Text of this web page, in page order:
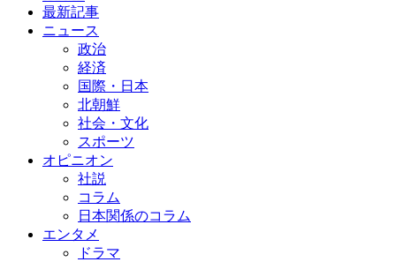
最新記事
ニュース
政治
経済
国際・日本
北朝鮮
社会・文化
スポーツ
オピニオン
社説
コラム
日本関係のコラム
エンタメ
ドラマ